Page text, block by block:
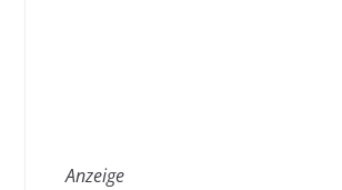
Anzeige